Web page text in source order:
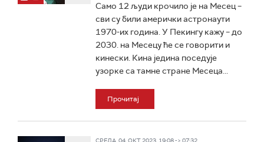
Само 12 људи крочило је на Месец –
сви су били амерички астронаути
1970-их година. У Пекингу кажу – до
2030. на Месецу ће се говорити и
кинески. Кина једина поседује
узорке са тамне стране Месеца...
Прочитај